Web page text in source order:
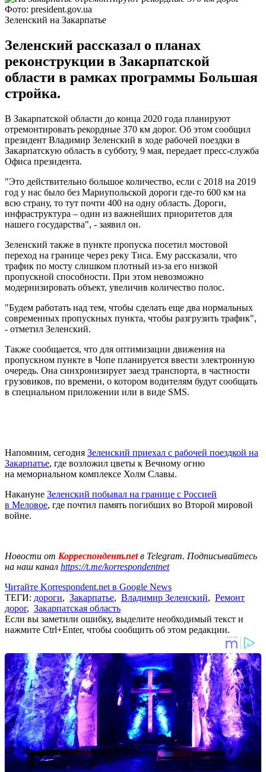
Фото: president.gov.ua
Зеленский на Закарпатье
Зеленский рассказал о планах
реконструкции в Закарпатской
области в рамках программы Большая
стройка.
В Закарпатской области до конца 2020 года планируют
отремонтировать рекордные 370 км дорог. Об этом сообщил
президент Владимир Зеленский в ходе рабочей поездки в
Закарпатскую область в субботу, 9 мая, передает пресс-служба
Офиса президента.
"Это действительно большое количество, если с 2018 на 2019
год у нас было без Мариупольской дороги где-то 600 км на
всю страну, то тут почти 400 на одну область. Дороги,
инфраструктура – один из важнейших приоритетов для
нашего государства", - заявил он.
Зеленский также в пункте пропуска посетил мостовой
переход на границе через реку Тиса. Ему рассказали, что
трафик по мосту слишком плотный из-за его низкой
пропускной способности. При этом невозможно
модернизировать объект, увеличив количество полос.
"Будем работать над тем, чтобы сделать еще два нормальных
современных пропускных пункта, чтобы разгрузить трафик",
- отметил Зеленский.
Также сообщается, что для оптимизации движения на
пропускном пункте в Чопе планируется ввести электронную
очередь. Она синхронизирует заезд транспорта, в частности
грузовиков, по времени, о котором водителям будут сообщать
в специальном приложении или в виде SMS.
Напомним, сегодня Зеленский приехал с рабочей поездкой на
Закарпатье, где возложил цветы к Вечному огню
на мемориальном комплексе Холм Славы.
Накануне Зеленский побывал на границе с Россией
в Меловое, где почтил память погибших во Второй мировой
войне.
Новости от Корреспондент.netв Telegram. Подписывайтесь
на наш канал https://t.me/korrespondentnet
Читайте Korrespondent.net в Google News
ТЕГИ: дороги, Закарпатье, Владимир Зеленский, Ремонт
дорог, Закарпатская область
Если вы заметили ошибку, выделите необходимый текст и
нажмите Ctrl+Enter, чтобы сообщить об этом редакции.